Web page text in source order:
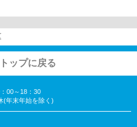
ップに戻る
00～18：30
(年末年始を除く)